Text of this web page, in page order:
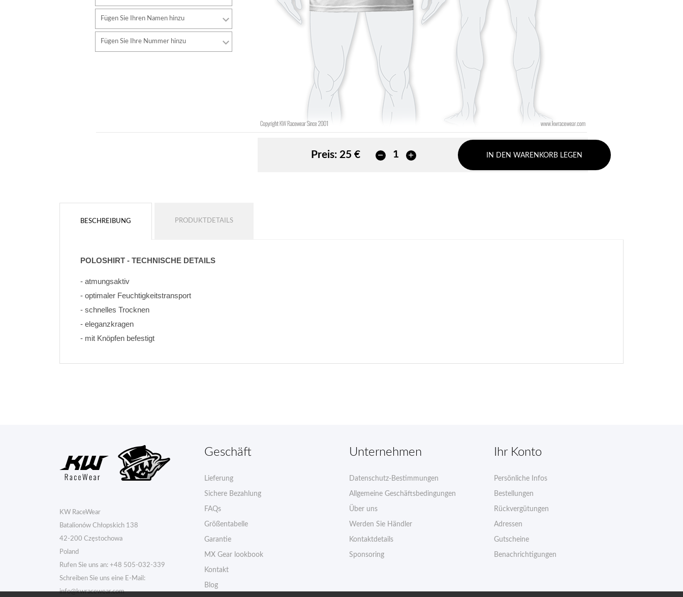
Fügen Sie Ihren Namen hinzu
Fügen Sie Ihre Nummer hinzu
Preis: 25 € IN DEN WARENKORB LEGEN
BESCHREIBUNG PRODUKTDETAILS
POLOSHIRT - TECHNISCHE DETAILS
- atmungsaktiv
- optimaler Feuchtigkeitstransport
- schnelles Trocknen
- eleganzkragen
- mit Knöpfen befestigt
KW RaceWear
Batalionów Chłopskich 138
42-200 Częstochowa
Poland
Rufen Sie uns an: +48 505-032-339
Schreiben Sie uns eine E-Mail:
info@kwracewear.com
Geschäft
Lieferung
Sichere Bezahlung
FAQs
Größentabelle
Garantie
MX Gear lookbook
Kontakt
Blog
Unternehmen
Datenschutz-Bestimmungen
Allgemeine Geschäftsbedingungen
Über uns
Werden Sie Händler
Kontaktdetails
Sponsoring
Ihr Konto
Persönliche Infos
Bestellungen
Rückvergütungen
Adressen
Gutscheine
Benachrichtigungen